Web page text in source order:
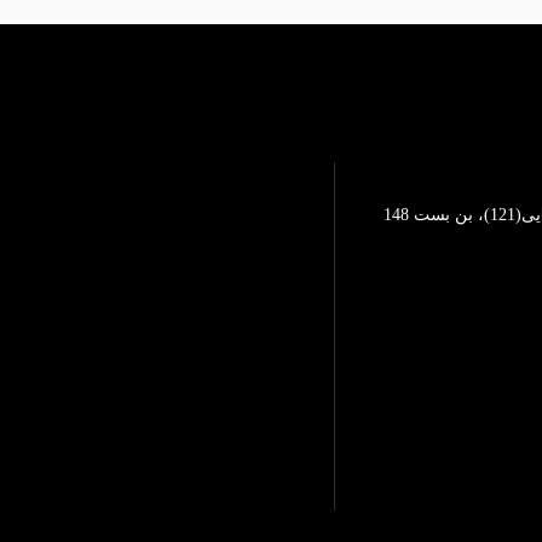
تهرانپارس، خیابان محمد رضایی(121)، بن بست 148